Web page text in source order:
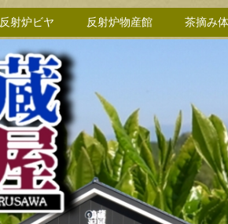
反射炉ビヤ 反射炉物産館 茶摘み